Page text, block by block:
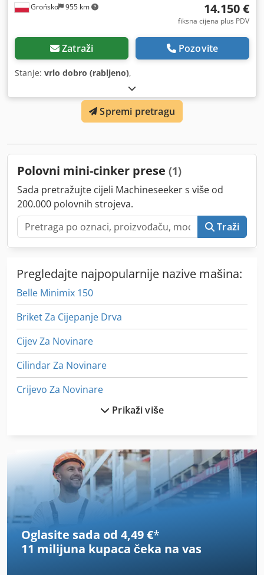
Grońsko 955 km 14.150 €
fiksna cijena plus PDV
Zatraži Pozovite
Stanje: vrlo dobro (rabljeno),
Spremi pretragu
Polovni mini-cinker prese (1)
Sada pretražujte cijeli Machineseeker s više od
200.000 polovnih strojeva.
Traži
Pregledajte najpopularnije nazive mašina:
Belle Minimix 150
Briket Za Cijepanje Drva
Cijev Za Novinare
Cilindar Za Novinare
Crijevo Za Novinare
Kutije Za Spremanje
Mini Bager
Mini Bager Kante
Mini Cnc Tokarilica
Mini Glodalica
Prikaži više
Oglasite sada od 4,49 €*
11 milijuna kupaca čeka na vas